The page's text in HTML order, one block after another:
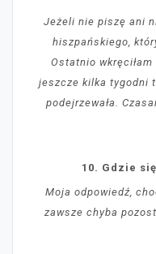
Jeżeli nie piszę ani
hiszpańskiego,
Ostatnio
jeszcze kilka tygodni
podejrzewała.
10. Gdzie
Moja odpowiedź,
zawsze chyba